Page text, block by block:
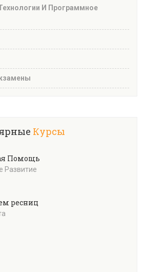
И Программное
Курсы
Помощь
Развитие
ресниц